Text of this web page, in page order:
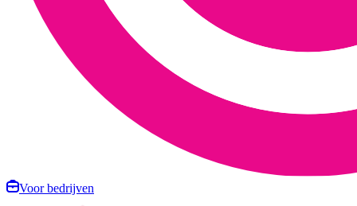
Voor bedrijven